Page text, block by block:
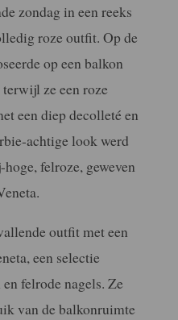
zondag in een reeks
roze outfit. Op de
op een balkon
ze een roze
een diep decolleté en
achtige look werd
felroze, geweven
outfit met een
een selectie
felrode nagels. Ze
van de balkonruimte